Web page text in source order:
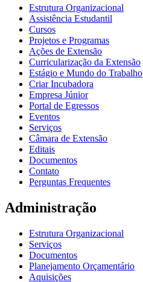
Estrutura Organizacional
Assistência Estudantil
Cursos
Projetos e Programas
Ações de Extensão
Curricularização da Extensão
Estágio e Mundo do Trabalho
Criar Incubadora
Empresa Júnior
Portal de Egressos
Eventos
Serviços
Câmara de Extensão
Editais
Documentos
Contato
Perguntas Frequentes
Administração
Estrutura Organizacional
Serviços
Documentos
Planejamento Orçamentário
Aquisições